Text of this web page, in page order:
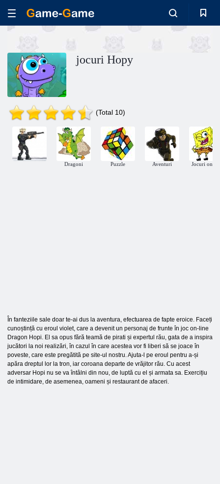
jocuri Hopy
(Total 10)
Dragoni Puzzle Aventuri Jocuri
În fanteziile sale doar te-ai dus la aventura, efectuarea de fapte eroice. Faceți
cunoștință cu eroul violet, care a devenit un personaj de frunte în joc on-line
Dragon Hopi. El sa opus fără teamă de pirati și expertul rău, gata de a inspira
jucători la noi realizări, în cazul în care acestea vor fi liberi să se joace în
poveste, care este pregătită pe site-ul nostru. Ajuta-l pe eroul pentru a-și
apăra dreptul lor la tron, iar coroana departe de vrăjitor rău. Cu acest
adversar Hopi nu se va întâlni din nou, de luptă cu el și armata sa. Exercițiu
de intimidare, de asemenea, oameni și restaurant de afaceri.